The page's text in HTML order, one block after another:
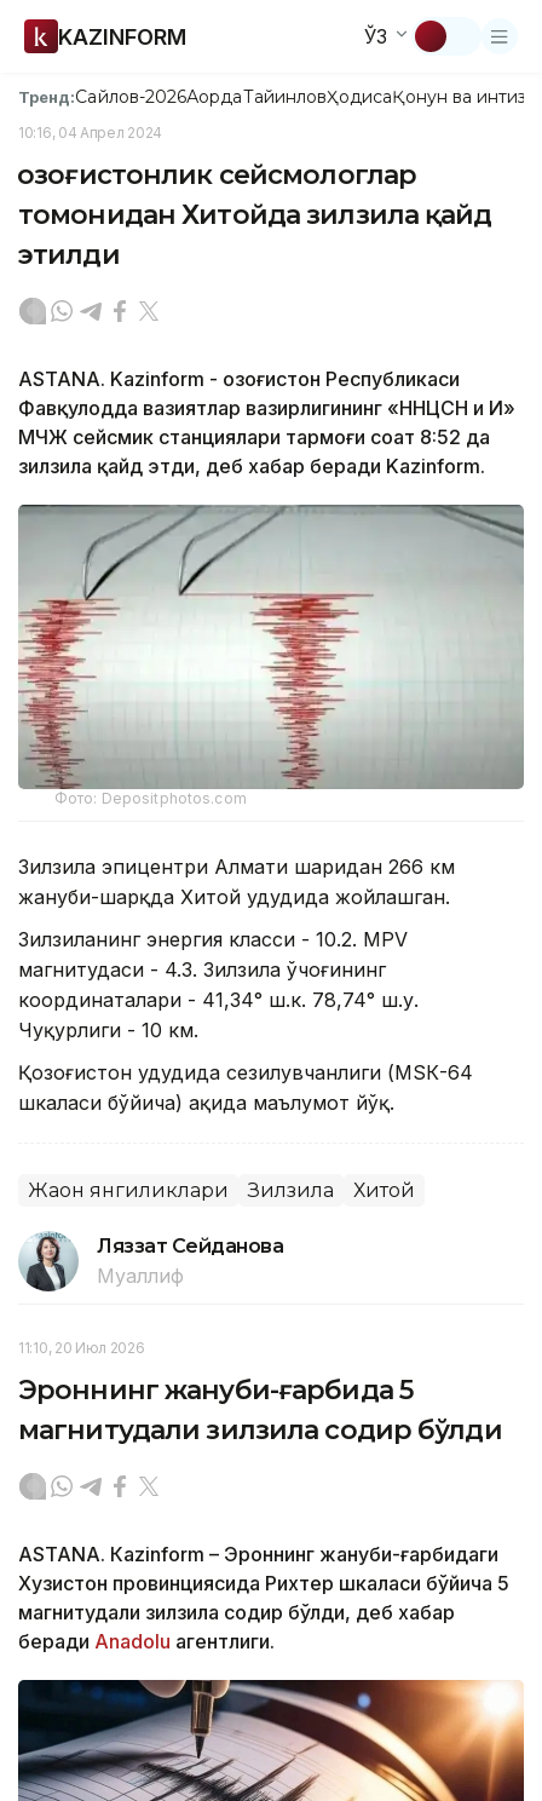
KAZINFORM ЎЗ
Тренд:Сайлов-2026АқордаТайинловҲодисаҚонун ва
10:16, 04 Апрел 2024
Қозоғистонлик сейсмологлар
томонидан Хитойда зилзила қайд
этилди
ASTANA. Kazinform - Қозоғистон Республикаси
Фавқулодда вазиятлар вазирлигининг «ННЦСН и И»
МЧЖ сейсмик станциялари тармоғи соат 8:52 да
зилзила қайд этди, деб хабар беради Kazinform.
Фото: Depositphotos.com
Зилзила эпицентри Алмати шаҳридан 266 км
жануби-шарқда Хитой ҳудудида жойлашган.
Зилзиланинг энергия класси - 10.2. MPV
магнитудаси - 4.3. Зилзила ўчоғининг
координаталари - 41,34° ш.к. 78,74° ш.у.
Чуқурлиги - 10 км.
Қозоғистон ҳудудида сезилувчанлиги (МSК-64
шкаласи бўйича) ҳақида маълумот йўқ.
Жаҳон янгиликлари Зилзила Хитой
Ляззат Сейданова
Муаллиф
11:10, 20 Июл 2026
Эроннинг жануби-ғарбида 5
магнитудали зилзила содир бўлди
ASTANА. Кazinform – Эроннинг жануби-ғарбидаги
Хузистон провинциясида Рихтер шкаласи бўйича 5
магнитудали зилзила содир бўлди, деб хабар
беради Аnadolu агентлиги.